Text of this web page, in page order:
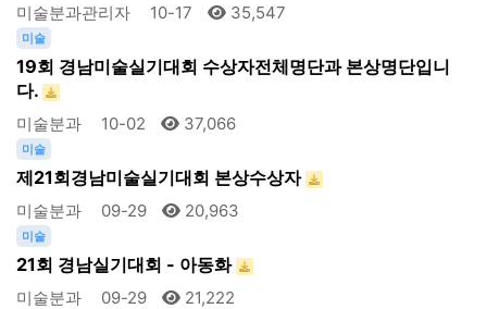
미술분과관리자 10-17 35,547
미술
19회 경남미술실기대회 수상자전체명단과 본상명단입니
다.
미술분과 10-02 37,066
미술
제21회경남미술실기대회 본상수상자
미술분과 09-29 20,963
미술
21회 경남실기대회 - 아동화
미술분과 09-29 21,222